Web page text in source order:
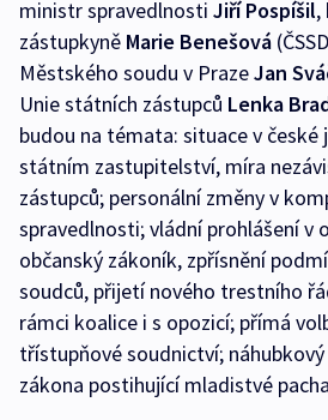
ministr spravedlnosti Jiří Pospíšil,
zástupkyně Marie Benešová
Městského soudu v PrazeJan
Unie státních zástupců Lenka
budou na témata: situace v české
státním zastupitelství, míra
zástupců; personální změny v
spravedlnosti; vládní prohlášení v
občanský zákoník, zpřísnění
soudců, přijetí nového trestního
rámci koalice i s opozicí; přímá
třístupňové soudnictví;
zákona postihující mladistvé